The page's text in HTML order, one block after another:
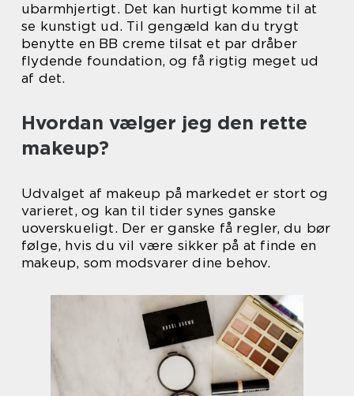
ubarmhjertigt. Det kan hurtigt komme til at
se kunstigt ud. Til gengæld kan du trygt
benytte en BB creme tilsat et par dråber
flydende foundation, og få rigtig meget ud
af det.
Hvordan vælger jeg den rette
makeup?
Udvalget af makeup på markedet er stort og
varieret, og kan til tider synes ganske
uoverskueligt. Der er ganske få regler, du bør
følge, hvis du vil være sikker på at finde en
makeup, som modsvarer dine behov.